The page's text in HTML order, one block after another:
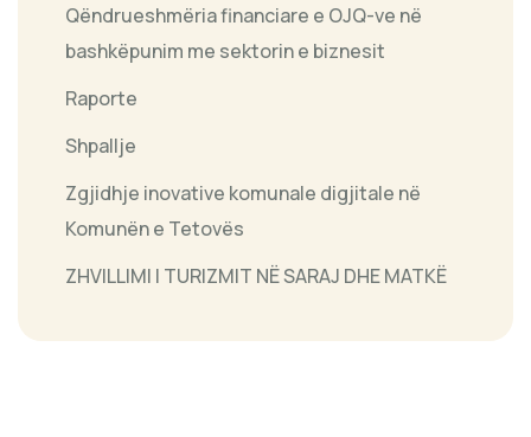
Qëndrueshmëria financiare e OJQ-ve në
bashkëpunim me sektorin e biznesit
Raporte
Shpallje
Zgjidhje inovative komunale digjitale në
Komunën e Tetovës
ZHVILLIMI I TURIZMIT NË SARAJ DHE MATKË